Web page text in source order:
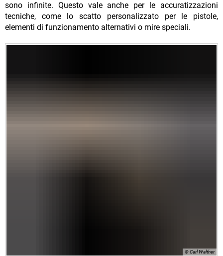
sono infinite. Questo vale anche per le accuratizzazioni
tecniche, come lo scatto personalizzato per le pistole,
elementi di funzionamento alternativi o mire speciali.
© Carl Walther